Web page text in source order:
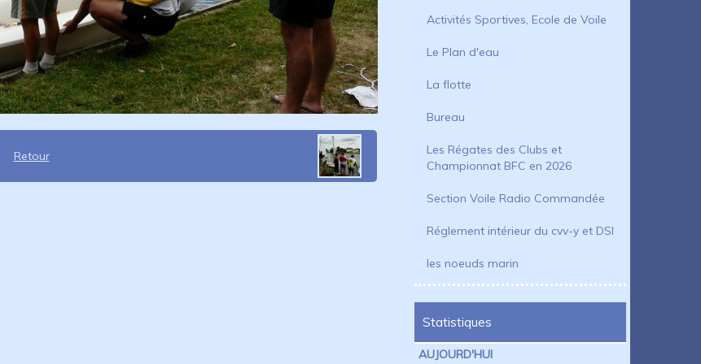
Retour
Activités Sportives, Ecole de Voile
Le Plan d'eau
La flotte
Bureau
Les Régates des Clubs et
Championnat BFC en 2026
Section Voile Radio Commandée
Réglement intérieur du cvv-y et DSI
les noeuds marin
Statistiques
AUJOURD'HUI